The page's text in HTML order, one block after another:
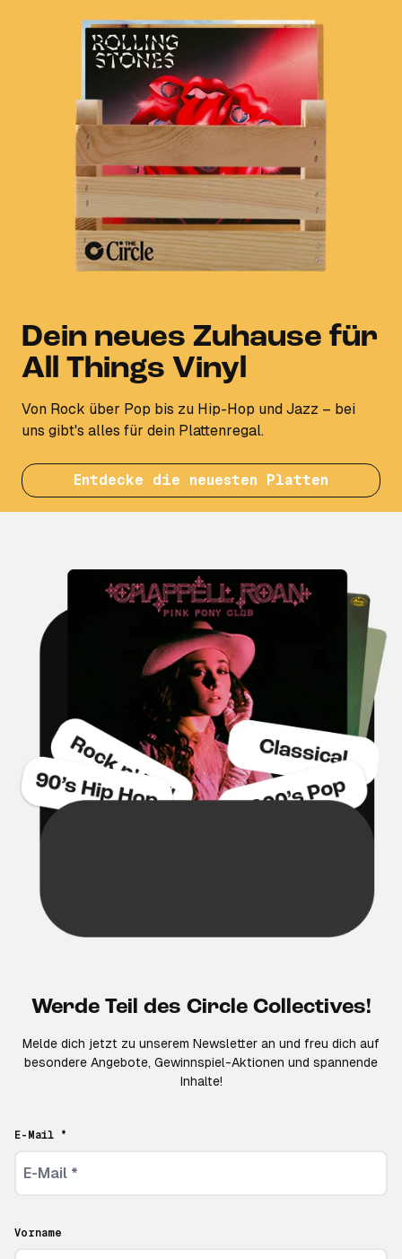
Dein neues Zuhause für
All Things Vinyl
Von Rock über Pop bis zu Hip-Hop und Jazz – bei
uns gibt's alles für dein Plattenregal.
Entdecke die neuesten Platten
Werde Teil des Circle Collectives!
Melde dich jetzt zu unserem Newsletter an und freu dich auf
besondere Angebote, Gewinnspiel-Aktionen und spannende
Inhalte!
E-Mail *
Vorname